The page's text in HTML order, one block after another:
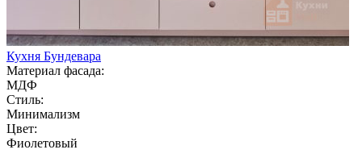
Кухня Бундевара
Материал фасада:
МДФ
Стиль:
Минимализм
Цвет:
Фиолетовый